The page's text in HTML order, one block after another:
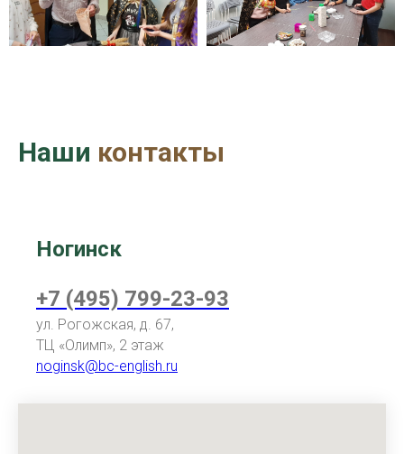
Наши контакты
Ногинск
+7 (495) 799-23-93
ул. Рогожская, д. 67,
ТЦ «Олимп», 2 этаж
noginsk@bc-english.ru